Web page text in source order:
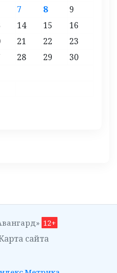
7 8
9
14 15
16
21 22
23
28 29
30
12+
сайта